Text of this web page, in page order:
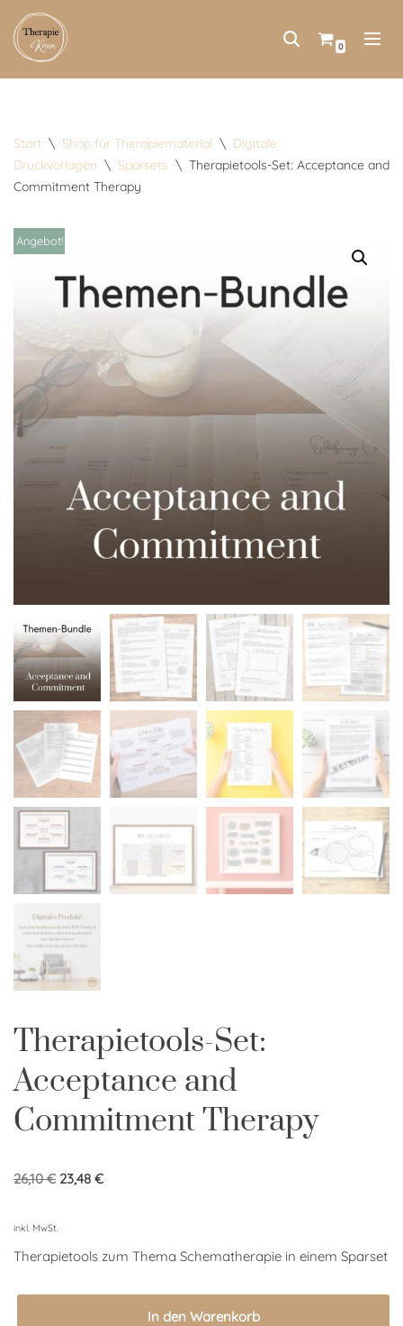
Zum
0
Start \ Shop für Therapiematerial \ Digitale
Druckvorlagen \ Sparsets \ Therapietools-Set: Acceptance and
Commitment Therapy
Angebot!
Therapietools-Set:
Acceptance and
Commitment Therapy
26,10€ 23,48 €
inkl. MwSt.
Therapietools zum Thema Schematherapie in einem Sparset
In den Warenkorb